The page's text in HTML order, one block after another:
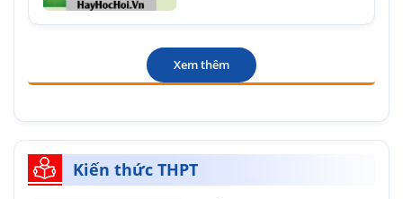
Xem thêm
Kiến thức THPT